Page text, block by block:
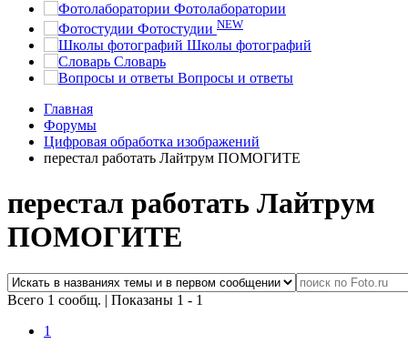
Фотолаборатории
Фотостудии NEW
Школы фотографий
Словарь
Вопросы и ответы
Главная
Форумы
Цифровая обработка изображений
перестал работать Лайтрум ПОМОГИТЕ
перестал работать Лайтрум
ПОМОГИТЕ
Всего 1 сообщ. | Показаны 1 - 1
1